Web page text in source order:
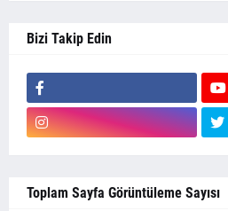
Bizi Takip Edin
Toplam Sayfa Görüntüleme Sayısı